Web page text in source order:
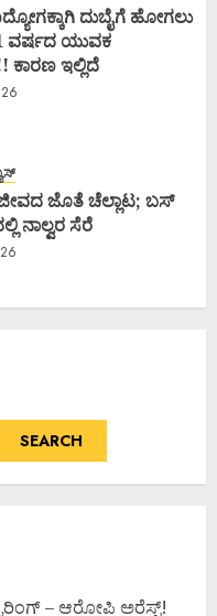
ದುಬೈಗೆ ಹೋಗಲು
ವರ್ಷದ ಯುವಕ
ಕಾರಣ ಇಲ್ಲಿದೆ
ಜೊತೆ ಚೆಲ್ಲಾಟ; ಬಸ್
ನಾಲ್ವರ ಸೆರೆ
SEARCH
– ಆರೋಪಿ ಅರೆಸ್ಟ್!